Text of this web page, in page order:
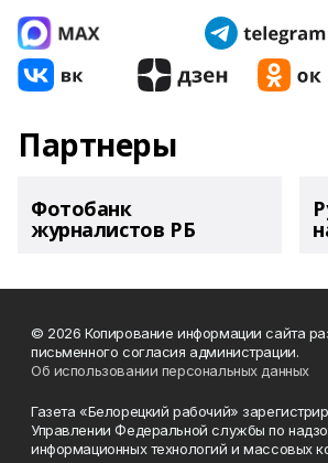
Партнеры
Фотобанк
журналистов РБ
© 2026 Копирование информации сайта
письменного согласия администрации.
Об использовании персональных данных
Газета «Белорецкий рабочий»
Управлении Федеральной службы по
информационных технологий и массовых